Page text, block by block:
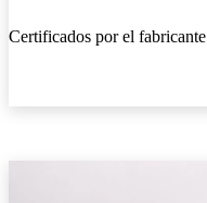
Certificados por el fabricante